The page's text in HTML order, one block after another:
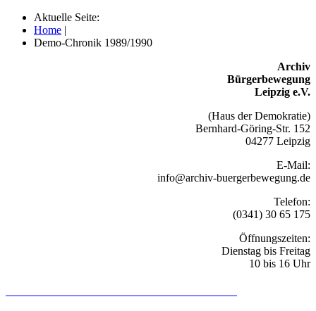
Aktuelle Seite:
Home |
Demo-Chronik 1989/1990
Archiv
Bürgerbewegung
Leipzig e.V.
(Haus der Demokratie)
Bernhard-Göring-Str. 152
04277 Leipzig
E-Mail:
info@archiv-buergerbewegung.de
Telefon:
(0341) 30 65 175
Öffnungszeiten:
Dienstag bis Freitag
10 bis 16 Uhr